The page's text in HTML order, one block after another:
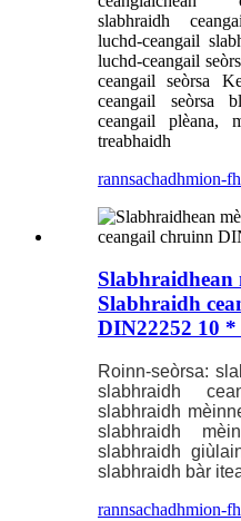
slabhraidh
luchd-ceangail
luchd-ceangail
ceangail seòrsa
ceangail seòrsa
ceangail plèana,
treabhaidh
rannsachadhmion-
Slabhraidhean
Slabhraidh
DIN22252 10 *
Roinn-seòrsa:
slabhraidh
slabhraidh
slabhraidh
slabhraidh
slabhraidh bàr
rannsachadhmion-